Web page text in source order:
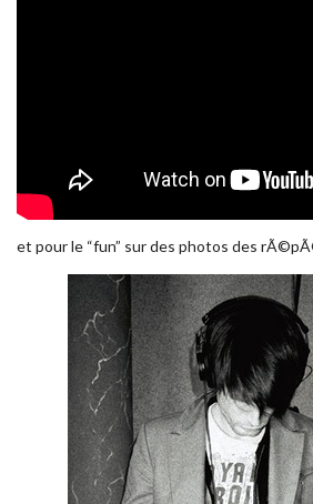
et pour le “fun” sur des photos des